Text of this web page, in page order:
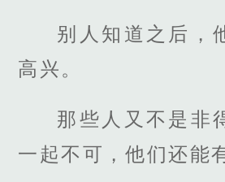
别人知道之后，
高兴。
那些人又不是非
一起不可，他们还能